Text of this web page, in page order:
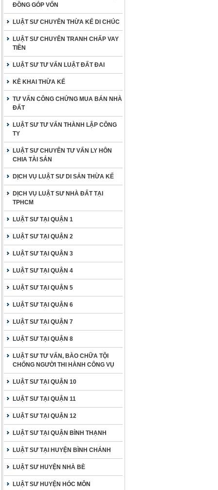
ĐỒNG GÓP VỐN
LUẬT SƯ CHUYÊN THỪA KẾ DI CHÚC
LUẬT SƯ CHUYÊN TRANH CHẤP VAY
TIỀN
LUẬT SƯ TƯ VẤN LUẬT ĐẤT ĐAI
KÊ KHAI THỪA KẾ
TƯ VẤN CÔNG CHỨNG MUA BÁN NHÀ
ĐẤT
LUẬT SƯ TƯ VẤN THÀNH LẬP CÔNG
TY
LUẬT SƯ CHUYÊN TƯ VẤN LY HÔN
CHIA TÀI SẢN
DỊCH VỤ LUẬT SƯ DI SẢN THỪA KẾ
DỊCH VỤ LUẬT SƯ NHÀ ĐẤT TẠI
TPHCM
LUẬT SƯ TẠI QUẬN 1
LUẬT SƯ TẠI QUẬN 2
LUẬT SƯ TẠI QUẬN 3
LUẬT SƯ TẠI QUẬN 4
LUẬT SƯ TẠI QUẬN 5
LUẬT SƯ TẠI QUẬN 6
LUẬT SƯ TẠI QUẬN 7
LUẬT SƯ TẠI QUẬN 8
LUẬT SƯ TƯ VẤN, BÀO CHỮA TỘI
CHỐNG NGƯỜI THI HÀNH CÔNG VỤ
LUẬT SƯ TẠI QUẬN 10
LUẬT SƯ TẠI QUẬN 11
LUẬT SƯ TẠI QUẬN 12
LUẬT SƯ TẠI QUẬN BÌNH THẠNH
LUẬT SƯ TẠI HUYỆN BÌNH CHÁNH
LUẬT SƯ HUYỆN NHÀ BÈ
LUẬT SƯ HUYỆN HÓC MÔN